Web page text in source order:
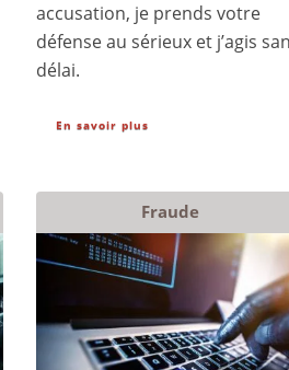
accusation, je prends votre
défense au sérieux et j’agis
délai.
En savoir plus
Fraude